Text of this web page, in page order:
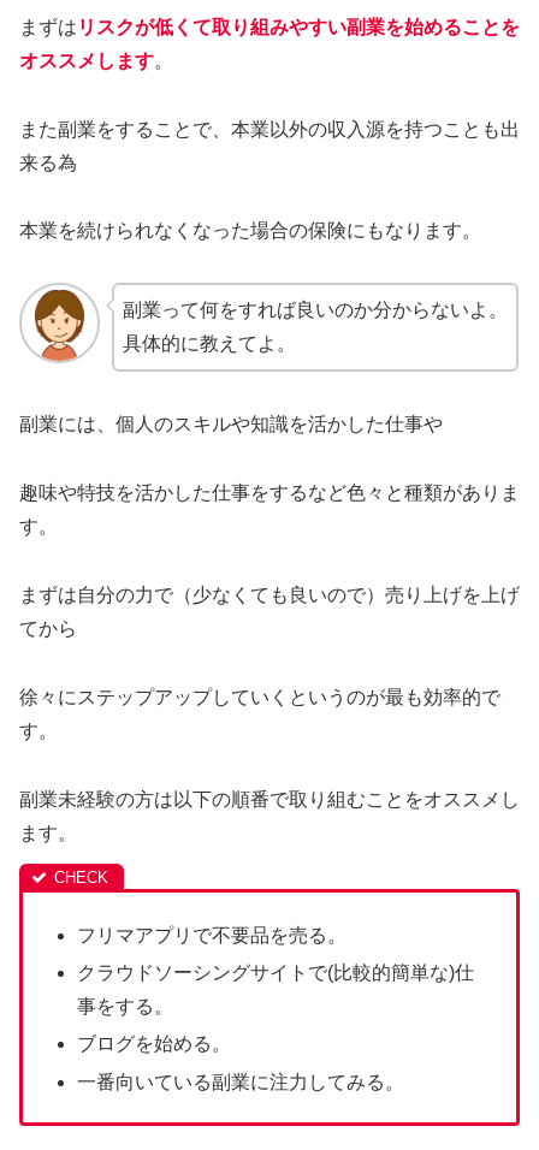
まずは リスクが低くて取り組みやすい副業を始めることを
オススメします。
また副業をすることで、本業以外の収入源を持つことも出
来る為
本業を続けられなくなった場合の保険にもなります。
副業って何をすれば良いのか分からないよ。
具体的に教えてよ。
副業には、個人のスキルや知識を活かした仕事や
趣味や特技を活かした仕事をするなど色々と種類がありま
す。
まずは自分の力で（少なくても良いので）売り上げを上げ
てから
徐々にステップアップしていくというのが最も効率的で
す。
副業未経験の方は以下の順番で取り組むことをオススメし
ます。
フリマアプリで不要品を売る。
クラウドソーシングサイトで(比較的簡単な)仕
事をする。
ブログを始める。
一番向いている副業に注力してみる。